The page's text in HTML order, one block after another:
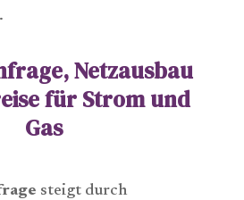
Netzausbau
für Strom und
Gas
steigt durch